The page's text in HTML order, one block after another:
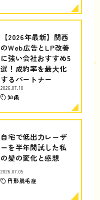
【2026年最新】関西
のWeb広告とLP改善
に強い会社おすすめ5
選！成約率を最大化
するパートナー
2026.07.10
知識
自宅で低出力レーザ
ーを半年間試した私
の髪の変化と感想
2026.07.05
円形脱毛症